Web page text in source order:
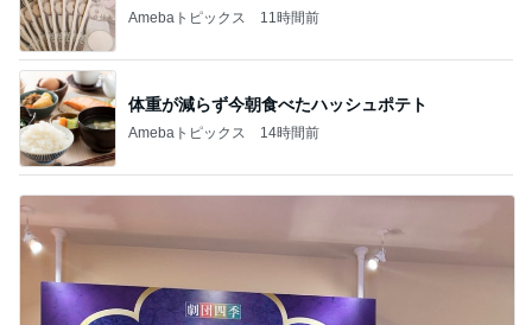
Amebaトピックス 11時間前
体重が減らず今朝食べたハッシュポテト
Amebaトピックス 14時間前